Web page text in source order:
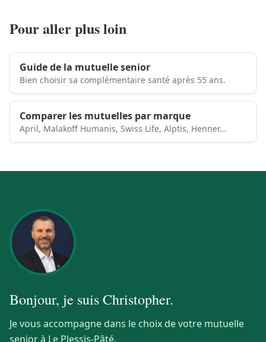
Pour aller plus loin
Guide de la mutuelle senior
Bien choisir sa complémentaire santé après 55 ans.
Comparer les mutuelles par marque
April, Malakoff Humanis, Swiss Life, Alptis, Henner…
Bonjour, je suisChristopher.
Je vous accompagne dans le choix de votre mutuelle
senior à Le Plessis-Pâté.